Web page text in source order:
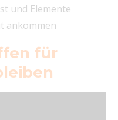
und Elemente
ankommen
für